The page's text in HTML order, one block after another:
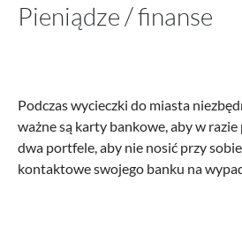
Pieniądze / finanse
Podczas wycieczki do miasta
ważne są karty bankowe, aby w
dwa portfele, aby nie nosić przy
kontaktowe swojego banku na